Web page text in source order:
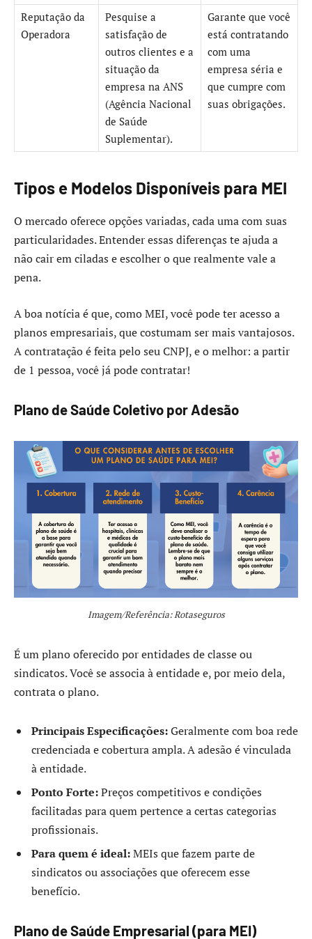
Reputação da
Operadora
Pesquise a
satisfação de
outros clientes e a
situação da
empresa na ANS
(Agência Nacional
de Saúde
Suplementar).
Garante que você
está contratando
com uma
empresa séria e
que cumpre com
suas obrigações.
Tipos e Modelos Disponíveis para MEI
O mercado oferece opções variadas, cada uma com suas
particularidades. Entender essas diferenças te ajuda a
não cair em ciladas e escolher o que realmente vale a
pena.
A boa notícia é que, como MEI, você pode ter acesso a
planos empresariais, que costumam ser mais vantajosos.
A contratação é feita pelo seu CNPJ, e o melhor: a partir
de 1 pessoa, você já pode contratar!
Plano de Saúde Coletivo por Adesão
Imagem/Referência: Rotaseguros
É um plano oferecido por entidades de classe ou
sindicatos. Você se associa à entidade e, por meio dela,
contrata o plano.
Principais Especificações:Geralmente com boa rede
credenciada e cobertura ampla. A adesão é vinculada
à entidade.
Ponto Forte:Preços competitivos e condições
facilitadas para quem pertence a certas categorias
profissionais.
Para quem é ideal:MEIs que fazem parte de
sindicatos ou associações que oferecem esse
benefício.
Plano de Saúde Empresarial (para MEI)